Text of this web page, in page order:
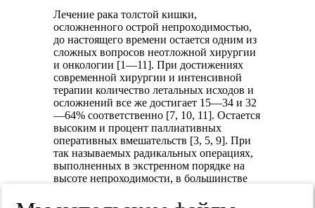
Лечение рака толстой кишки,
осложненного острой непроходимостью,
до настоящего времени остается одним из
сложных вопросов неотложной хирургии
и онкологии [1—11]. При достижениях
современной хирургии и интенсивной
терапии количество летальных исходов и
осложнений все же достигает 15—34 и 32
—64% соответственно [7, 10, 11]. Остается
высоким и процент паллиативных
оперативных вмешательств [3, 5, 9]. При
так называемых радикальных операциях,
выполненных в экстренном порядке на
высоте непроходимости, в большинстве
состояния больного или недостаточной